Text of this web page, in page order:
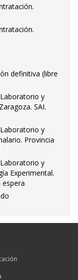
definitiva (libre
y
SAI.
y
Provincia
y
Experimental.
espera